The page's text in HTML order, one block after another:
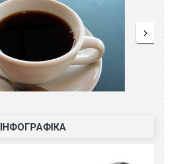
ІНФОГРАФІКА